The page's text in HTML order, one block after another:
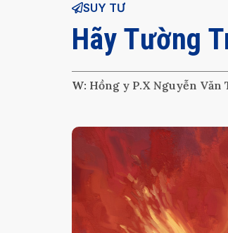
SUY TƯ
Hãy Tường
W: Hồng y P.X Nguyễn Văn